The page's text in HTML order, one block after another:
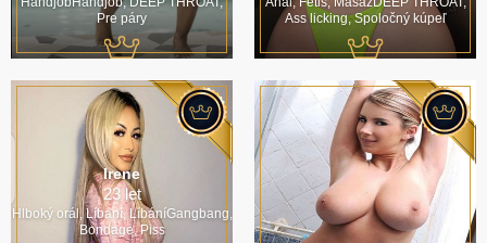
Pre páry
Ass licking, Spoločný kúpeľ
Irene
23 let
Hlboký orál, Líbání, LíbáníGangbang,
Bondage, Piss